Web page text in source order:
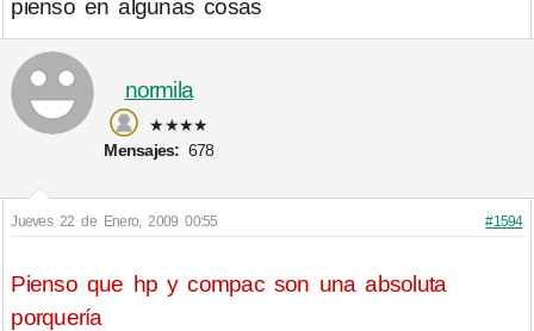
pienso en algunas cosas
normila
★★★★
Mensajes: 678
Jueves 22 de Enero, 2009 00:55 #1594
Pienso que hp y compac son una absoluta
porquería